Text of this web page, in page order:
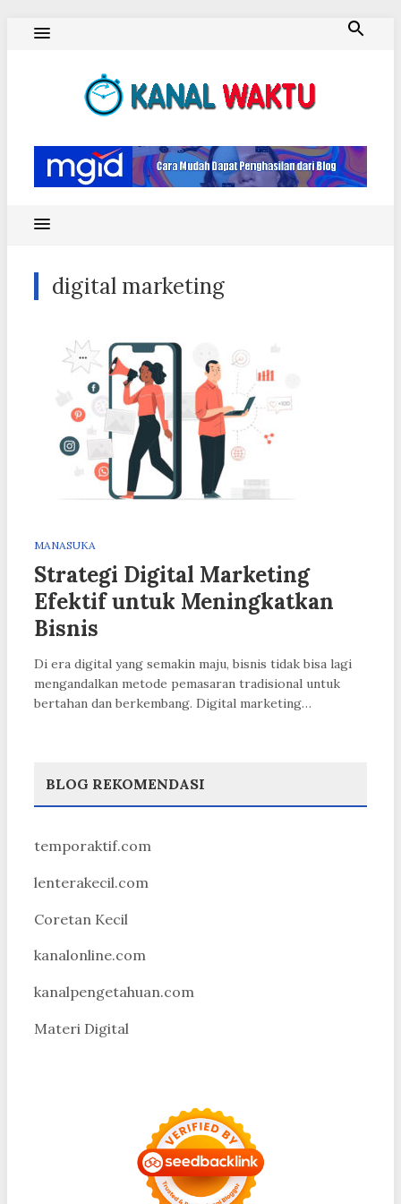
digital marketing
MANASUKA
Strategi Digital Marketing
Efektif untuk Meningkatkan
Bisnis
Di era digital yang semakin maju, bisnis tidak bisa lagi
mengandalkan metode pemasaran tradisional untuk
bertahan dan berkembang. Digital marketing…
BLOG REKOMENDASI
temporaktif.com
lenterakecil.com
Coretan Kecil
kanalonline.com
kanalpengetahuan.com
Materi Digital